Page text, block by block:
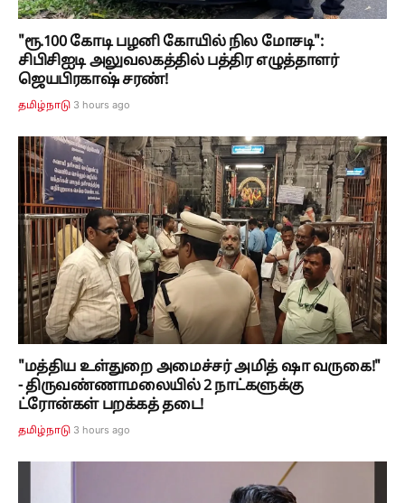
"ரூ.100 கோடி பழனி கோயில் நில மோசடி":
சிபிசிஐடி அலுவலகத்தில் பத்திர எழுத்தாளர்
ஜெயபிரகாஷ் சரண்!
தமிழ்நாடு 3 hours ago
"மத்திய உள்துறை அமைச்சர் அமித் ஷா வருகை!"
- திருவண்ணாமலையில் 2 நாட்களுக்கு
ட்ரோன்கள் பறக்கத் தடை!
தமிழ்நாடு 3 hours ago